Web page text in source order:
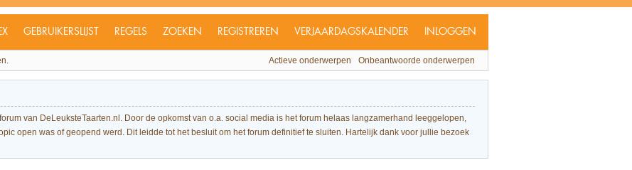
GEBRUIKERSLIJST REGELS ZOEKEN REGISTREREN VERJAARDAGSKALENDER INLOGGEN
Actieve onderwerpen Onbeantwoorde onderwerpen
van DeLeuksteTaarten.nl. Door de opkomst van o.a. social media is het forum helaas langzamerhand leeggelopen,
open was of geopend werd. Dit leidde tot het besluit om het forum definitief te sluiten. Hartelijk dank voor jullie bezoek